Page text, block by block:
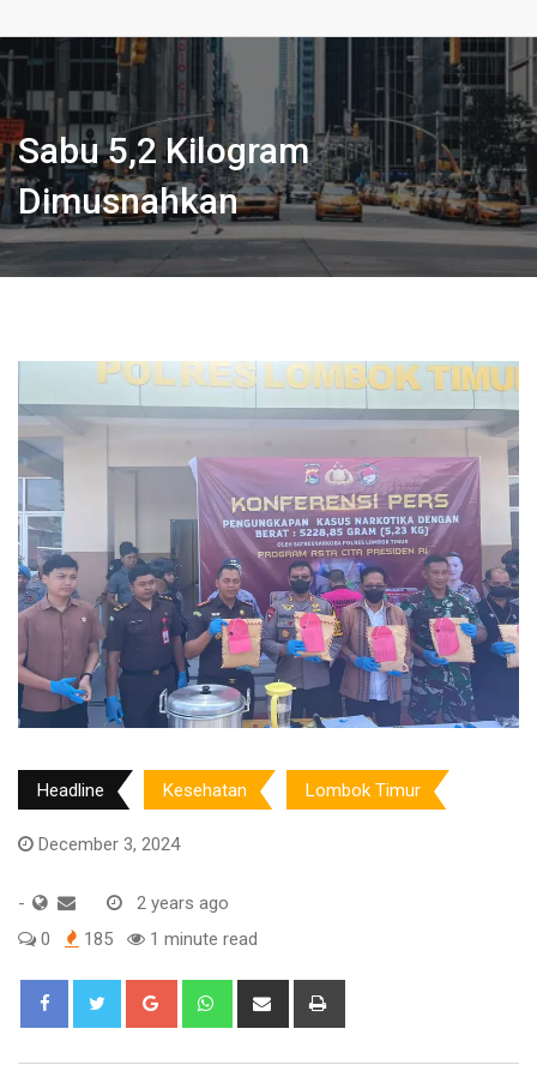
Sabu 5,2 Kilogram
Dimusnahkan
Headline Kesehatan Lombok Timur
December 3, 2024
-
2 years ago
0
185 1 minute read
Google+ WhatsappShare